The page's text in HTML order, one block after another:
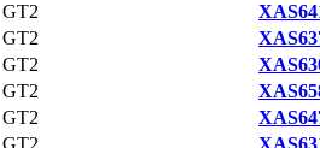
GT2
GT2
GT2
GT2
GT2
GT2